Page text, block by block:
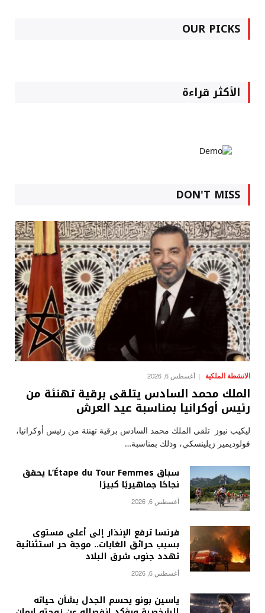
OUR PICKS
الأكثر قراءة
DON'T MISS
الانشطة الملكية أغسطس 6, 2026
الملك محمد السادس يتلقى برقية تهنئة من
رئيس أوكرانيا بمناسبة عيد العرش
ليكيب نيوز تلقى الملك محمد السادس برقية تهنئة من رئيس أوكرانيا،
فولوديمير زيلينسكي، وذلك بمناسبة…
سباق L’Étape du Tour Femmes يحقق
نجاحًا جماهيريًا كبيرًا
أغسطس 6, 2026
فرنسا ترفع الإنذار إلى أعلى مستوى
بسبب حرائق الغابات.. موجة حر استثنائية
تهدد جنوب شرق البلاد
أغسطس 6, 2026
ياسين بونو يحسم الجدل بشأن حياته